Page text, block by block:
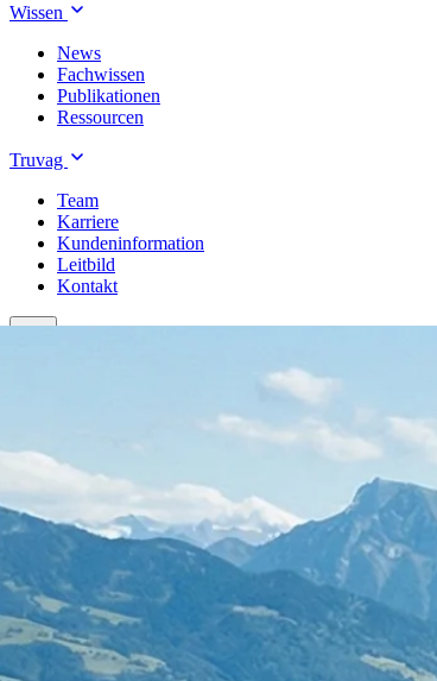
Wissen
News
Fachwissen
Publikationen
Ressourcen
Truvag
Team
Karriere
Kundeninformation
Leitbild
Kontakt
Rechnungswesen
Personaladministration
Steuer & Recht
Abschlussberatung